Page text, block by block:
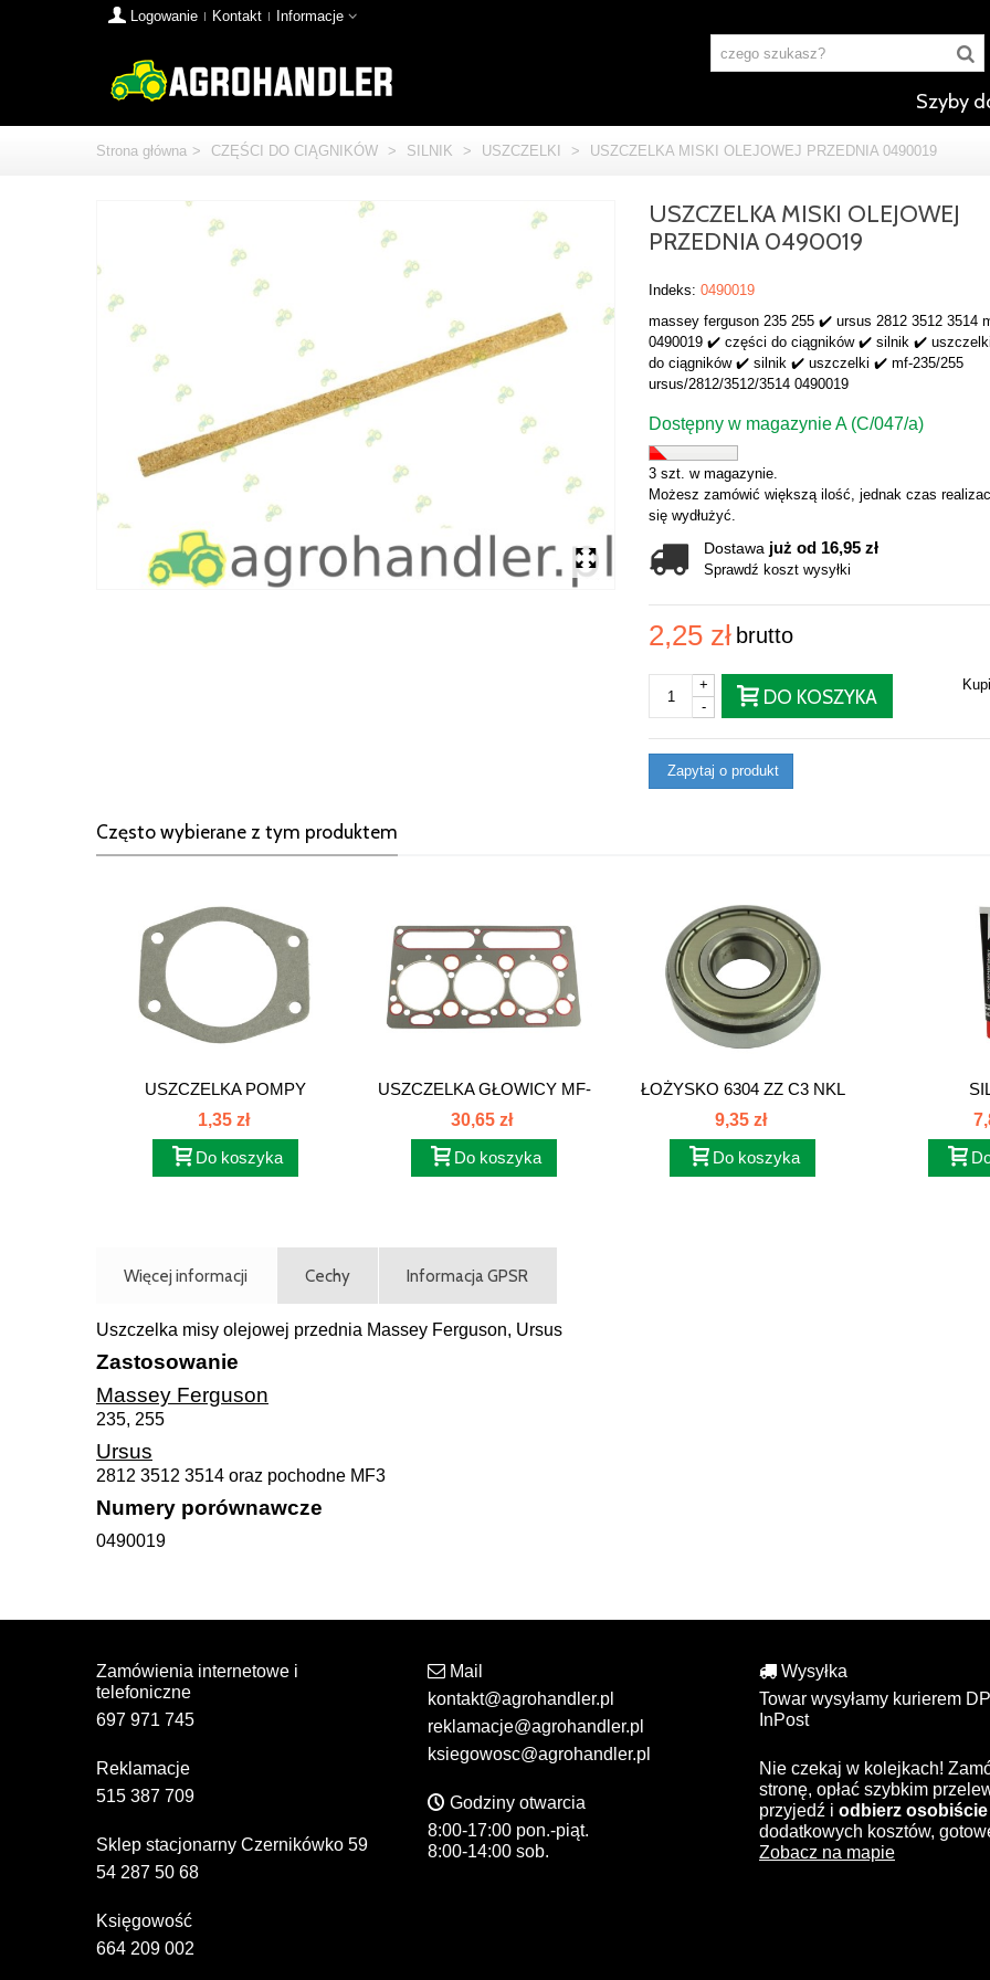
Logowanie Kontakt Informacje
Szyby
Strona główna > CZĘŚCI DO CIĄGNIKÓW > SILNIK > USZCZELKI > USZCZELKA MISKI OLEJOWEJ PRZEDNIA 0490019
USZCZELKA MISKI OLEJOWEJ
PRZEDNIA 0490019
Indeks: 0490019
massey ferguson 235 255 ✔️ ursus 2812 3512 3514
0490019 ✔️ części do ciągników ✔️ silnik ✔️
do ciągników ✔️ silnik ✔️ uszczelki ✔️ mf-235/255
ursus/2812/3512/3514 0490019
Dostępny w magazynie A (C/047/a)
3 szt. w magazynie.
Możesz zamówić większą ilość, jednak czas
się wydłużyć.
Dostawa już od 16,95 zł
Sprawdź koszt wysyłki
2,25 zł brutto
-
+
DO KOSZYKA
Zapytaj o produkt
Często wybierane z tym produktem
USZCZELKA POMPY
WODNEJ MF-3 0490484
1,35 zł
Do koszyka
USZCZELKA GŁOWICY MF-
3...
30,65 zł
Do koszyka
ŁOŻYSKO 6304 ZZ C3 NKL
9,35 zł
Do koszyka
Więcej informacji Cechy Informacja GPSR
Uszczelka misy olejowej przednia Massey Ferguson, Ursus
Zastosowanie
Massey Ferguson
235, 255
Ursus
2812 3512 3514 oraz pochodne MF3
Numery porównawcze
0490019
Zamówienia internetowe i
telefoniczne
697 971 745
Reklamacje
515 387 709
Sklep stacjonarny Czernikówko 59
54 287 50 68
Księgowość
664 209 002
Mail
kontakt@agrohandler.pl
reklamacje@agrohandler.pl
ksiegowosc@agrohandler.pl
Godziny otwarcia
8:00-17:00 pon.-piąt.
8:00-14:00 sob.
Wysyłka
Towar wysyłamy kurierem
InPost
Nie czekaj w kolejkach!
stronę, opłać szybkim
przyjedź i odbierz osobiście
dodatkowych kosztów,
Zobacz na mapie